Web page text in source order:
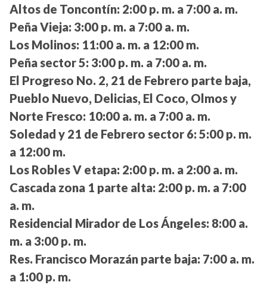
Altos de Toncontín: 2:00 p. m. a 7:00 a. m.
Peña Vieja: 3:00 p. m. a 7:00 a. m.
Los Molinos: 11:00 a. m. a 12:00 m.
Peña sector 5: 3:00 p. m. a 7:00 a. m.
El Progreso No. 2, 21 de Febrero parte baja,
Pueblo Nuevo, Delicias, El Coco, Olmos y
Norte Fresco: 10:00 a. m. a 7:00 a. m.
Soledad y 21 de Febrero sector 6: 5:00 p. m.
a 12:00 m.
Los Robles V etapa: 2:00 p. m. a 2:00 a. m.
Cascada zona 1 parte alta: 2:00 p. m. a 7:00
a. m.
Residencial Mirador de Los Ángeles: 8:00 a.
m. a 3:00 p. m.
Res. Francisco Morazán parte baja: 7:00 a. m.
a 1:00 p. m.